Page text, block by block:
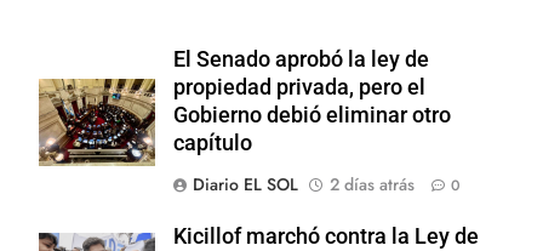
El Senado aprobó la ley de
propiedad privada, pero el
Gobierno debió eliminar otro
capítulo
Diario EL SOL
2 días atrás 0
Kicillof marchó contra la Ley de